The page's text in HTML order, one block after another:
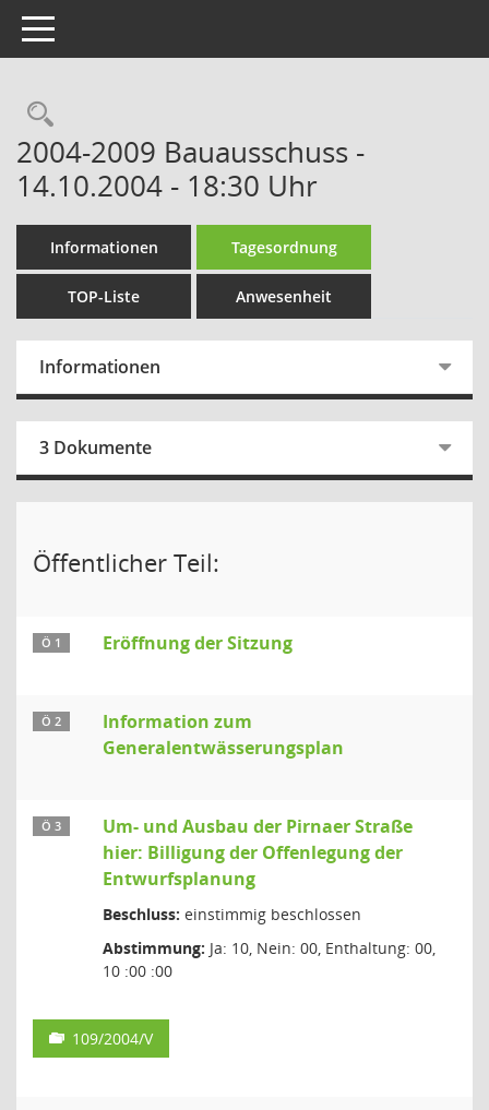
Toggle navigation
Rechercheauswahl
2004-2009 Bauausschuss -
14.10.2004 - 18:30 Uhr
Informationen Tagesordnung
TOP-Liste Anwesenheit
Informationen
3 Dokumente
Öffentlicher Teil:
Ö 1 Eröffnung der Sitzung
Ö 2
Information zum
Generalentwässerungsplan
Ö 3
Um- und Ausbau der Pirnaer Straße
hier: Billigung der Offenlegung der
Entwurfsplanung
Beschluss: einstimmig beschlossen
Abstimmung: Ja: 10, Nein: 00, Enthaltung: 00,
10 :00 :00
109/2004/V